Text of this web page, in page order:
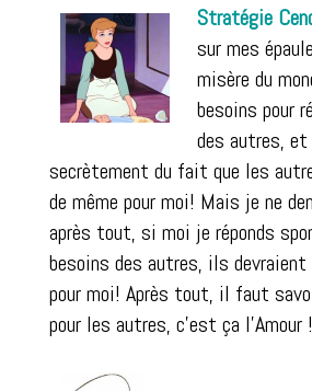
Stratégie
sur mes
misère du
besoins pour
des autres, et
secrètement du fait que les
de même pour moi! Mais je ne
après tout, si moi je réponds
besoins des autres, ils devraient
pour moi! Après tout, il faut
pour les autres, c’est ça l’Amour !